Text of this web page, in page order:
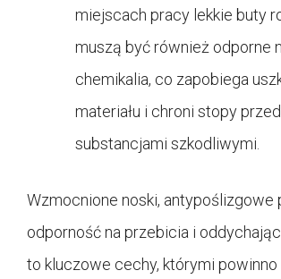
miejscach pracy lekkie buty
muszą być również odporne
chemikalia, co zapobiega
materiału i chroni stopy przed
substancjami szkodliwymi.
Wzmocnione noski, antypoślizgowe
odporność na przebicia i
to kluczowe cechy, którymi powinno